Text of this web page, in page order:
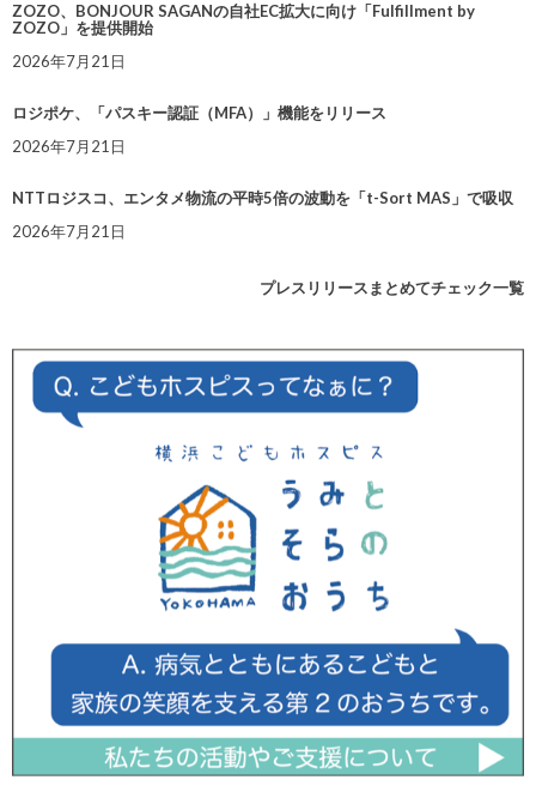
ZOZO、BONJOUR SAGANの自社EC拡大に向け「Fulfillment by
ZOZO」を提供開始
2026年7月21日
ロジポケ、「パスキー認証（MFA）」機能をリリース
2026年7月21日
NTTロジスコ、エンタメ物流の平時5倍の波動を「t-Sort MAS」で吸収
2026年7月21日
プレスリリースまとめてチェック一覧